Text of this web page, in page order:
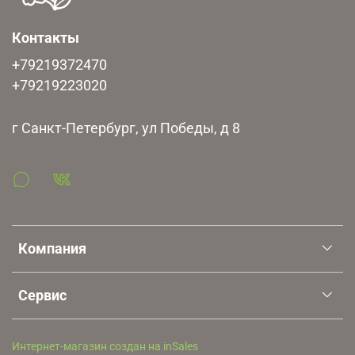
Морозостойкий сорт, прекрасно зимует без укрытий.
Компания
Сервис
Контакты
+79219372470
+79219223020
г Санкт-Петербург, ул Победы, д 8
Интернет-магазин создан на inSales